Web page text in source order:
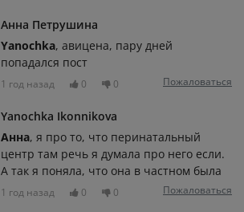
Анна Петрушина
Yanochka, авицена, пару дней
попадался пост
1 год назад 0 0 Пожаловаться
Yanochka Ikonnikova
Анна, я про то, что перинатальный
центр там речь я думала про него если.
А так я поняла, что она в частном была
1 год назад 0 0 Пожаловаться